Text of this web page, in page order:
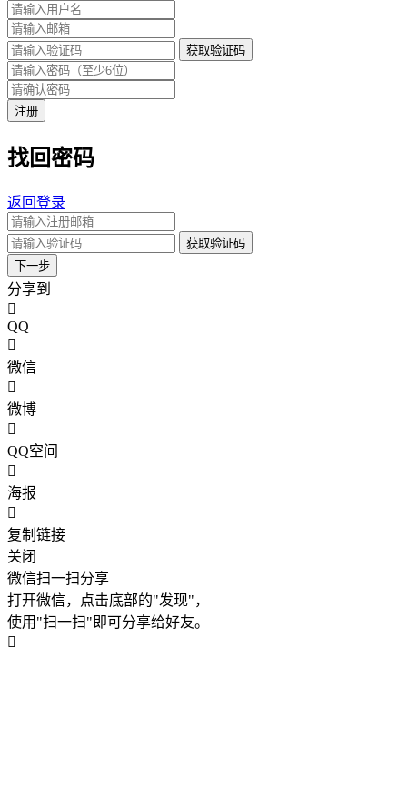
获取验证码
注册
找回密码
返回登录
获取验证码
下一步
分享到
QQ
微信
微博
QQ空间
海报
复制链接
关闭
微信扫一扫分享
打开微信，点击底部的"发现"，
使用"扫一扫"即可分享给好友。